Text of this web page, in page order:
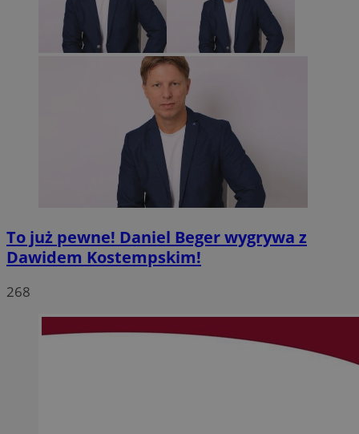
To już pewne! Daniel Beger wygrywa z
Dawidem Kostempskim!
268